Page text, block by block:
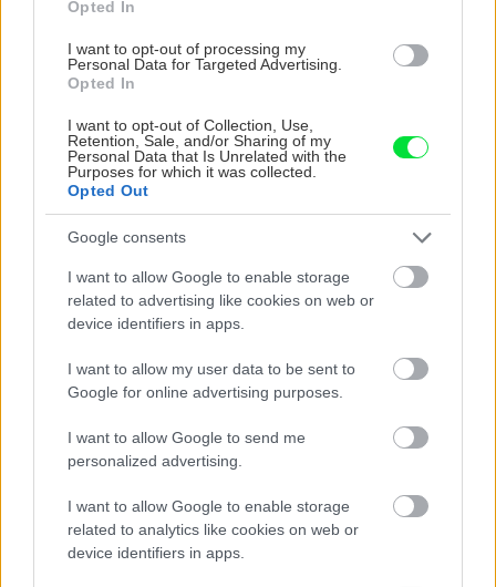
Opted In
I want to opt-out of processing my
Personal Data for Targeted Advertising.
Opted In
I want to opt-out of Collection, Use,
Retention, Sale, and/or Sharing of my
Personal Data that Is Unrelated with the
Purposes for which it was collected.
Opted Out
Google consents
I want to allow Google to enable storage
related to advertising like cookies on web or
device identifiers in apps.
I want to allow my user data to be sent to
Google for online advertising purposes.
I want to allow Google to send me
personalized advertising.
I want to allow Google to enable storage
related to analytics like cookies on web or
device identifiers in apps.
upevnenie lana vyvŕtame 2 cm od vrchu nohy
dieru s priemerom 10 mm.
11. LANO
Uviažeme ho tak, že prvá časť slúži ako držadlo